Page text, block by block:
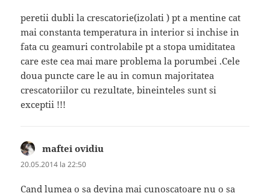
peretii dubli la crescatorie(izolati ) pt a mentine cat
mai constanta temperatura in interior si inchise in
fata cu geamuri controlabile pt a stopa umiditatea
care este cea mai mare problema la porumbei .Cele
doua puncte care le au in comun majoritatea
crescatoriilor cu rezultate, bineinteles sunt si
exceptii !!!
maftei ovidiu
20.05.2014 la 22:50
Cand lumea o sa devina mai cunoscatoare nu o sa